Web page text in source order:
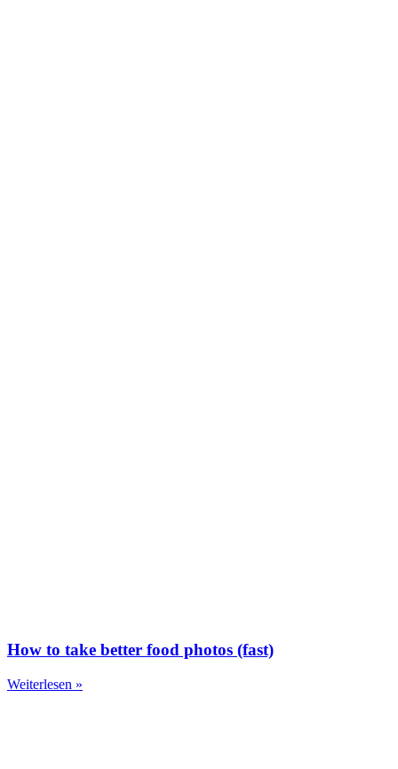
How to take better food photos (fast)
Weiterlesen »